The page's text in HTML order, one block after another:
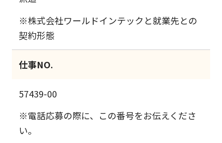
※株式会社ワールドインテックと就業先との
契約形態
仕事NO.
57439-00
※電話応募の際に、この番号をお伝えくださ
い。